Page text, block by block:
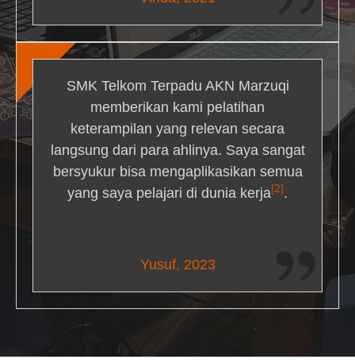
SMK Telkom Terpadu AKN Marzuqi
memberikan kami pelatihan
keterampilan yang relevan secara
langsung dari para ahlinya. Saya sangat
bersyukur bisa mengaplikasikan semua
yang saya pelajari di dunia kerja[2] .
Yusuf, 2023